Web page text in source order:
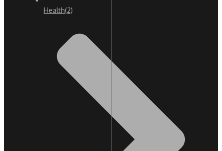
Health(2)